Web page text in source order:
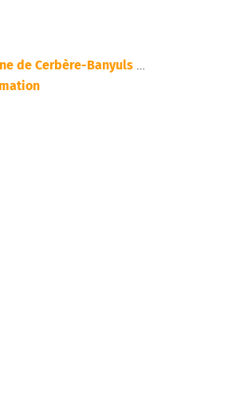
de Cerbère-Banyuls …